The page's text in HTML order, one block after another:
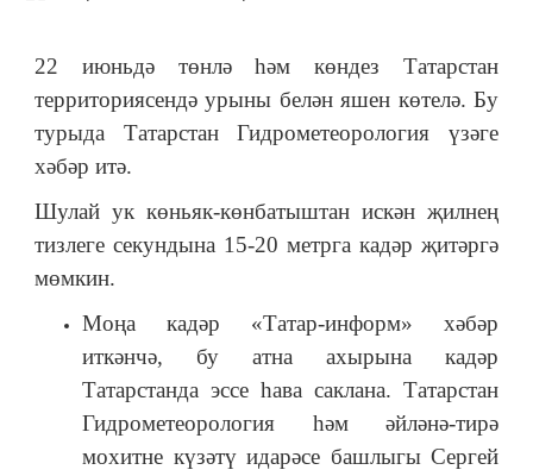
22 июньдә төнлә һәм көндез Татарстан
территориясендә урыны белән яшен көтелә. Бу
турыда Татарстан Гидрометеорология үзәге
хәбәр итә.
Шулай ук көньяк-көнбатыштан искән җилнең
тизлеге секундына 15-20 метрга кадәр җитәргә
мөмкин.
Моңа кадәр «Татар-информ» хәбәр
иткәнчә, бу атна ахырына кадәр
Татарстанда эссе һава саклана. Татарстан
Гидрометеорология һәм әйләнә-тирә
мохитне күзәтү идарәсе башлыгы Сергей